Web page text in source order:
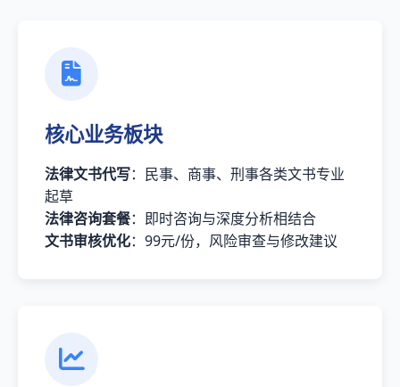
核心业务板块
法律文书代写：民事、商事、刑事各类文书专业
起草
法律咨询套餐：即时咨询与深度分析相结合
文书审核优化：99元/份，风险审查与修改建议